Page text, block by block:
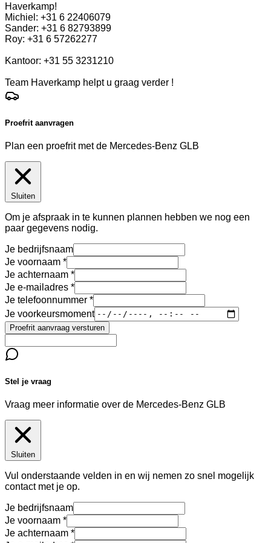
Haverkamp!
Michiel: +31 6 22406079
Sander: +31 6 82793899
Roy: +31 6 57262277
Kantoor: +31 55 3231210
Team Haverkamp helpt u graag verder !
Proefrit aanvragen
Plan een proefrit met de Mercedes-Benz GLB
Sluiten
Om je afspraak in te kunnen plannen hebben we nog een
paar gegevens nodig.
Je bedrijfsnaam
Je voornaam
Je achternaam
Je e-mailadres
Je telefoonnummer
Je voorkeursmoment
Proefrit aanvraag versturen
Stel je vraag
Vraag meer informatie over de Mercedes-Benz GLB
Sluiten
Vul onderstaande velden in en wij nemen zo snel mogelijk
contact met je op.
Je bedrijfsnaam
Je voornaam
Je achternaam